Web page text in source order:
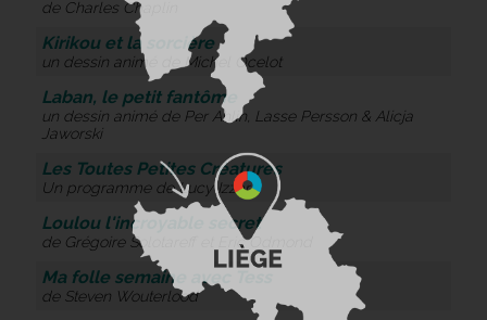
de Charles Chaplin
Kirikou et la sorcière
un dessin animé de Michel Ocelot
Laban, le petit fantôme
un dessin animé de Per Ahlin, Lasse Persson & Alicja
Jaworski
Les Toutes Petites Créatures
Un programme de Lucy Izzard
Loulou l'incroyable secret
de Grégoire Solotareff et Eric Odmond
Ma folle semaine avec Tess
de Steven Wouterlood